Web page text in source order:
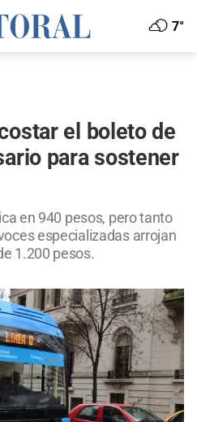
7°
el boleto de
para sostener
en 940 pesos, pero tanto
especializadas arrojan
1.200 pesos.